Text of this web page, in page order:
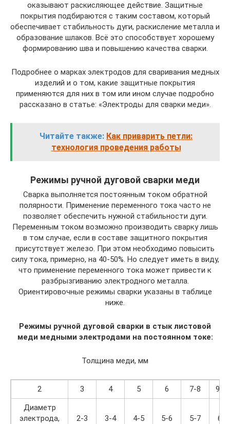
оказывают раскисляющее действие. Защитные
покрытия подбираются с таким составом, который
обеспечивает стабильность дуги, раскисление металла и
образование шлаков. Всё это способствует хорошему
формированию шва и повышению качества сварки.
Подробнее о марках электродов для сваривания медных
изделий и о том, какие защитные покрытия
применяются для них в том или ином случае подробно
рассказано в статье: «Электроды для сварки меди».
Читайте также: Как приварить петли:
технология проведения работы
Режимы ручной дуговой сварки меди
Сварка выполняется постоянным током обратной
полярности. Применение переменного тока часто не
позволяет обеспечить нужной стабильности дуги.
Переменным током возможно производить сварку лишь
в том случае, если в составе защитного покрытия
присутствует железо. При этом необходимо повысить
силу тока, примерно, на 40-50%. Но следует иметь в виду,
что применение переменного тока может привести к
разбрызгиванию электродного металла.
Ориентировочные режимы сварки указаны в таблице
ниже.
Режимы ручной дуговой сварки в стык листовой
меди медными электродами на постоянном токе:
Толщина меди, мм
2 3 4 5 6 7-8
9-
Диаметр
электрода,
2-3 3-4 4-5 5-6 5-7 6-7